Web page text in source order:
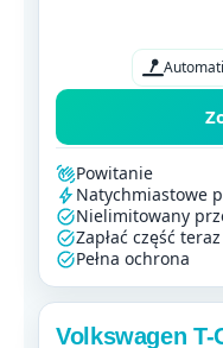
Powitanie
Natychmiastowe
Nielimitowany
Zapłać część teraz
Pełna ochrona
Volkswagen T-